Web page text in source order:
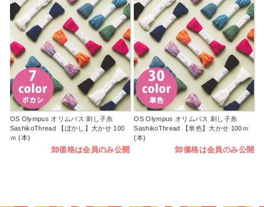
OS Olympus オリムパス 刺し子糸
SashikoThread 【ぼかし】大かせ 100
ｍ (本)
卸価格は会員のみ公開
OS Olympus オリムパス 刺し子糸
SashikoThread 【単色】大かせ 100ｍ
(本)
卸価格は会員のみ公開